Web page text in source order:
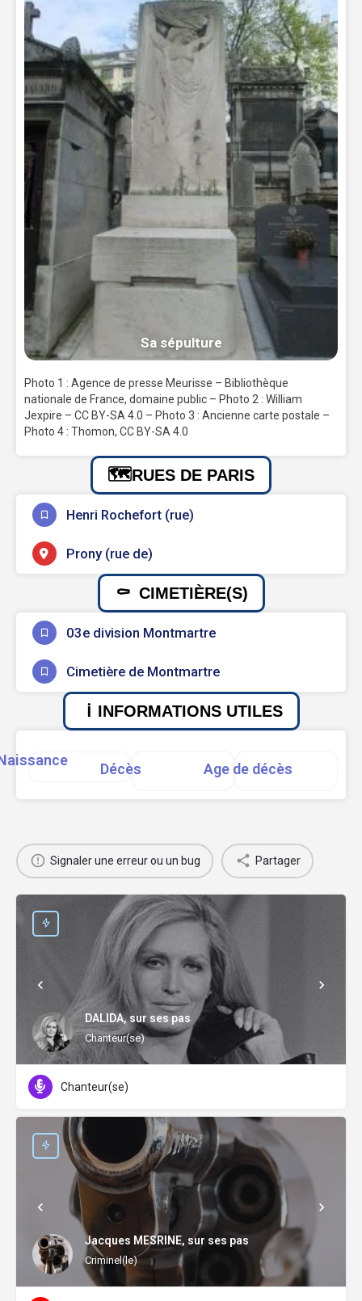
Sa sépulture
Photo 1 : Agence de presse Meurisse – Bibliothèque
nationale de France, domaine public – Photo 2 : William
Jexpire – CC BY-SA 4.0 – Photo 3 : Ancienne carte postale –
Photo 4 : Thomon, CC BY-SA 4.0
RUES DE PARIS
Henri Rochefort (rue)
Prony (rue de)
CIMETIÈRE(S)
03e division Montmartre
Cimetière de Montmartre
INFORMATIONS UTILES
Décès Age de décès
Signaler une erreur ou un bug Partager
DALIDA, sur ses pas
Chanteur(se)
Chanteur(se)
Jacques MESRINE, sur ses pas
Criminel(le)